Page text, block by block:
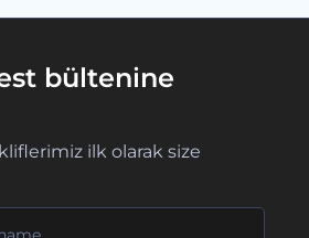
bültenine
ilk olarak size